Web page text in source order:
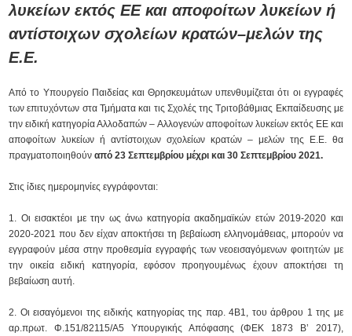
λυκείων εκτός ΕΕ και αποφοίτων λυκείων ή
αντίστοιχων σχολείων κρατών–μελών της
Ε.Ε.
Από το Υπουργείο Παιδείας και Θρησκευμάτων υπενθυμίζεται ότι οι εγγραφές
των επιτυχόντων στα Τμήματα και τις Σχολές της Τριτοβάθμιας Εκπαίδευσης με
την ειδική κατηγορία Αλλοδαπών – Αλλογενών αποφοίτων λυκείων εκτός ΕΕ και
αποφοίτων λυκείων ή αντίστοιχων σχολείων κρατών – μελών της Ε.Ε. θα
πραγματοποιηθούναπό 23 Σεπτεμβρίου μέχρι και 30 Σεπτεμβρίου 2021.
Στις ίδιες ημερομηνίες εγγράφονται:
1. Οι εισακτέοι με την ως άνω κατηγορία ακαδημαϊκών ετών 2019-2020 και
2020-2021 που δεν είχαν αποκτήσει τη βεβαίωση ελληνομάθειας, μπορούν να
εγγραφούν μέσα στην προθεσμία εγγραφής των νεοεισαγόμενων φοιτητών με
την οικεία ειδική κατηγορία, εφόσον προηγουμένως έχουν αποκτήσει τη
βεβαίωση αυτή.
2. Οι εισαγόμενοι της ειδικής κατηγορίας της παρ. 4Β1, του άρθρου 1 της με
αρ.πρωτ. Φ.151/82115/Α5 Υπουργικής Απόφασης (ΦΕΚ 1873 Β’ 2017),